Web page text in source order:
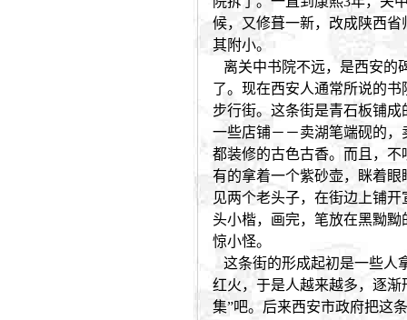
候，又修葺一新，改成陕西
其附小。
离关中书院不远，是西安的
了。现在西安人通常所说的
步行街。这条街是青石板铺
一些店铺－－卖湖笔端砚的
都装修的古色古香。而且，
有的拿着一个紫砂壶，眯着
见两个老头子，在街边上铺
头小楷，画完，笔放在黑黝
惊小怪。
这条街的形成起初是一些人
红火，于是人越来越多，逐
集”吧。后来西安市政府把这